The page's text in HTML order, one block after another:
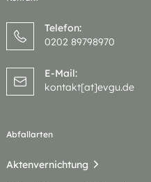
Telefon:
0202 89798970
E-Mail:
kontakt[at]evgu.de
Abfallarten
Aktenvernichtung